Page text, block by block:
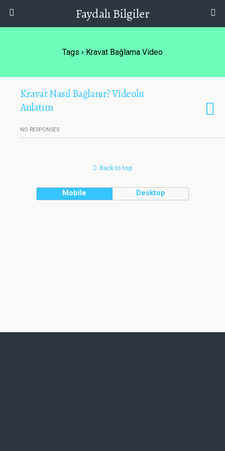
Faydalı Bilgiler
Tags › Kravat Bağlama Video
Kravat Nasıl Bağlanır? Videolu
Anlatım
NO RESPONSES
Back to top
Mobile Desktop